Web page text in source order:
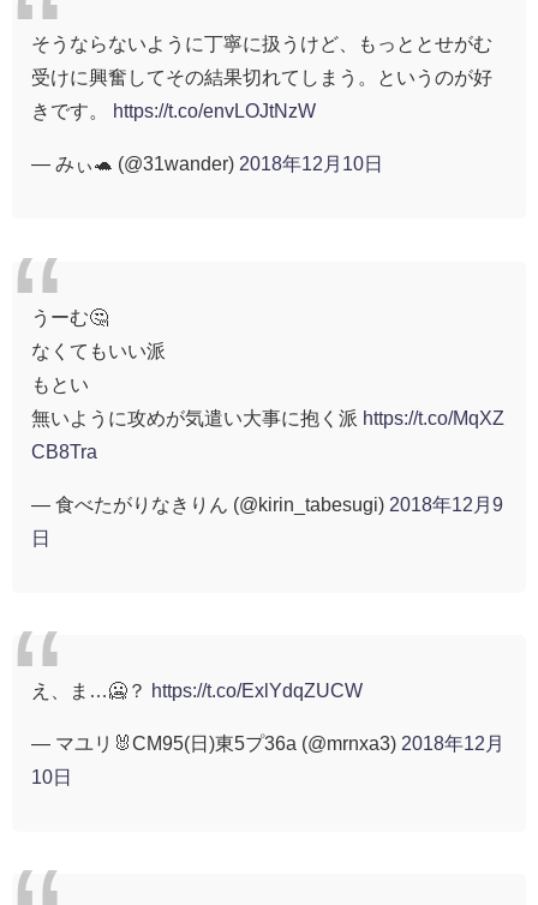
そうならないように丁寧に扱うけど、もっととせがむ
受けに興奮してその結果切れてしまう。というのが好
きです。
https://t.co/envLOJtNzW
— みぃ🐢 (@31wander) 2018年12月10日
うーむ🤔
なくてもいい派
もとい
無いように攻めが気遣い大事に抱く派 https://t.co/MqXZ
CB8Tra
— 食べたがりなきりん (@kirin_tabesugi) 2018年12月9
日
え、ま…🥶？ https://t.co/ExlYdqZUCW
— マユリ🐰CM95(日)東5プ36a (@mrnxa3) 2018年12月
10日